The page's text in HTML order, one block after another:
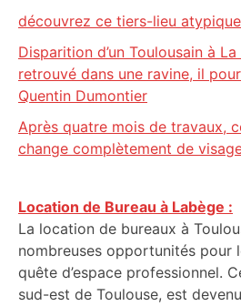
découvrez ce tiers-lieu
Disparition d’un Toulousain à
retrouvé dans une ravine, il
Quentin Dumontier
Après quatre mois de travaux,
change complètement de
Location de Bureau à Labège :
La location de bureaux à
nombreuses opportunités pour
quête d’espace professionnel.
sud-est de Toulouse, est